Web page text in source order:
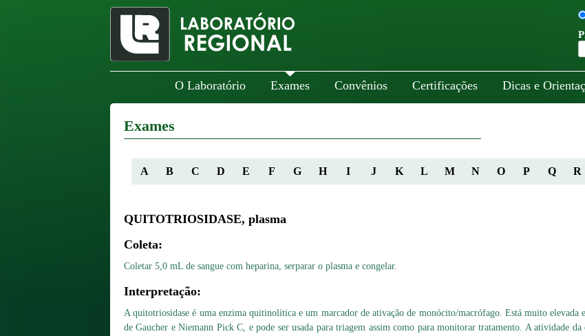
O Laboratório Exames Convênios Certificações Dicas e
Exames
A B C D E F G H I J K L M N O P Q R
QUITOTRIOSIDASE, plasma
Coleta:
Coletar 5,0 mL de sangue com heparina, serparar o plasma e congelar.
Interpretação:
A quitotriosidase é uma enzima quitinolítica e um marcador de ativação de monócito/macrófago. Está muito elevada
de Gaucher e Niemann Pick C, e pode ser usada para triagem assim como para monitorar tratamento. A atividade